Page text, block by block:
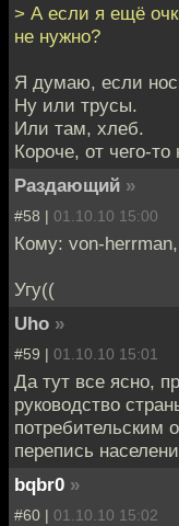
> А если я ещё
не нужно?
Я думаю, если
Ну или трусы.
Или там, хлеб.
Короче, от чего-то
Раздающий »
#58 | 01.10.10 15:00
Кому: von-herrman,
Угу((
Uho »
#59 | 01.10.10 15:01
Да тут все ясно,
руководство
потребительским
перепись
bqbr0 »
#60 | 01.10.10 15:02